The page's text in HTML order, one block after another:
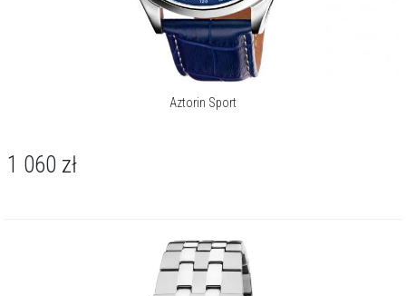
Aztorin Sport
1 060 zł